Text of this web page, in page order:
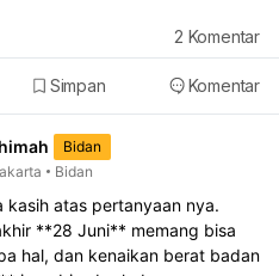
Simpan Komentar
2 Komentar
Bidan
Bidan
kasih atas pertanyaan nya.
**28 Juni** memang bisa
hal, dan kenaikan berat badan